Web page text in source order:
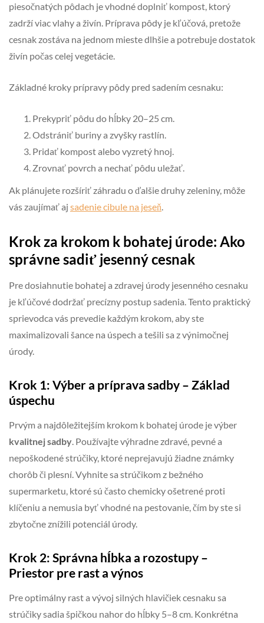
piesočnatých pôdach je vhodné doplniť kompost, ktorý
zadrží viac vlahy a živín. Príprava pôdy je kľúčová, pretože
cesnak zostáva na jednom mieste dlhšie a potrebuje dostatok
živín počas celej vegetácie.
Základné kroky prípravy pôdy pred sadením cesnaku:
Prekypriť pôdu do hĺbky 20–25 cm.
Odstrániť buriny a zvyšky rastlín.
Pridať kompost alebo vyzretý hnoj.
Zrovnať povrch a nechať pôdu uležať.
Ak plánujete rozšíriť záhradu o ďalšie druhy zeleniny, môže
vás zaujímať aj sadenie cibule na jeseň.
Krok za krokom k bohatej úrode: Ako
správne sadiť jesenný cesnak
Pre dosiahnutie bohatej a zdravej úrody jesenného cesnaku
je kľúčové dodržať precízny postup sadenia. Tento praktický
sprievodca vás prevedie každým krokom, aby ste
maximalizovali šance na úspech a tešili sa z výnimočnej
úrody.
Krok 1: Výber a príprava sadby – Základ
úspechu
Prvým a najdôležitejším krokom k bohatej úrode je výber
kvalitnej sadby. Používajte výhradne zdravé, pevné a
nepoškodené strúčiky, ktoré neprejavujú žiadne známky
chorôb či plesní. Vyhnite sa strúčikom z bežného
supermarketu, ktoré sú často chemicky ošetrené proti
klíčeniu a nemusia byť vhodné na pestovanie, čím by ste si
zbytočne znížili potenciál úrody.
Krok 2: Správna hĺbka a rozostupy –
Priestor pre rast a výnos
Pre optimálny rast a vývoj silných hlavičiek cesnaku sa
strúčiky sadia špičkou nahor do hĺbky 5–8 cm. Konkrétna